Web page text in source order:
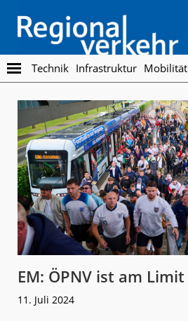
main
content
footer
Regionalverkehr
Die
Fachzeitschrift
den
Öffentlichen
Personennahverkehr
Technik Infrastruktur Mobilität
EM: ÖPNV ist am Limit
11. Juli 2024